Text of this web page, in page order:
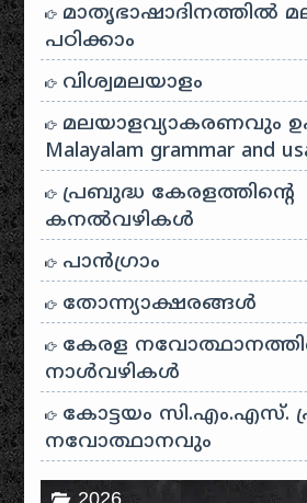
മാതൃഭാഷാദിനത്തിൽ
പഠിക്കാം
വിശ്വമലയാളം
മലയാളവ്യാകരണവും
Malayalam grammar and
പ്രബുദ്ധ കേരളത്തിന്റെ
കനൽവഴികൾ
പാന്‍ഗ്രാം
തോന്ന്യാക്ഷരങ്ങള്‍
കേരള
നാൾവഴികൾ
കോട്ടയം സി.എം.എസ്.
നവോത്ഥാനവും